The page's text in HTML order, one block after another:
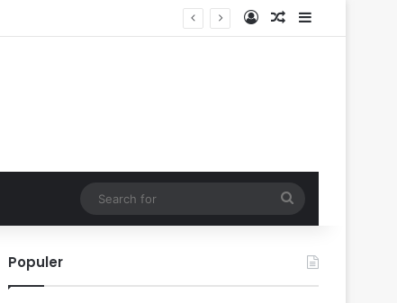
Log InRandom Article
Sidebar
for
Populer